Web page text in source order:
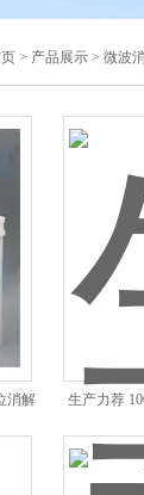
> 产品展示 > 微波
消解 生产力荐